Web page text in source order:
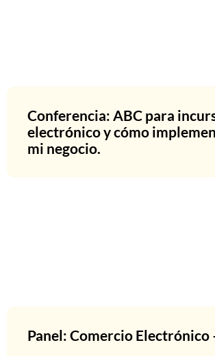
Conferencia: ABC para
electrónico y cómo
mi negocio.
Panel: Comercio